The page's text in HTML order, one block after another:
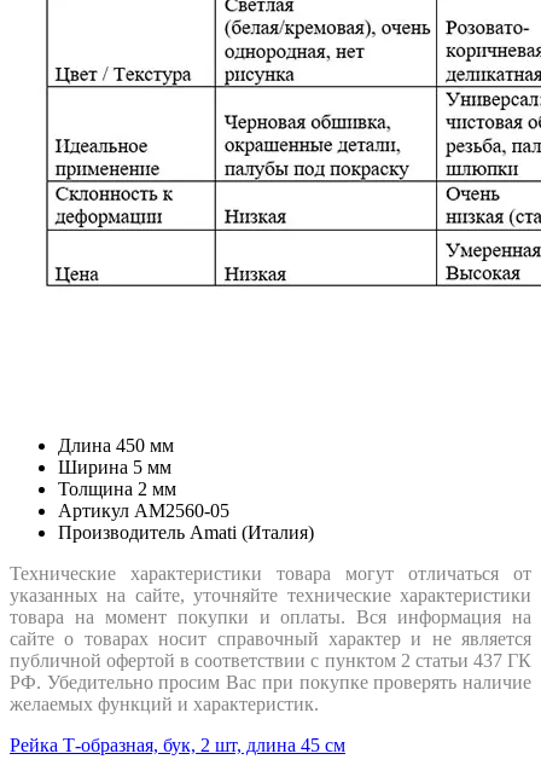
Длина 450 мм
Ширина 5 мм
Толщина 2 мм
Артикул AM2560-05
Производитель Amati (Италия)
Технические характеристики товара могут отличаться от
указанных на сайте, уточняйте технические характеристики
товара на момент покупки и оплаты. Вся информация на
сайте о товарах носит справочный характер и не является
публичной офертой в соответствии с пунктом 2 статьи 437 ГК
РФ. Убедительно просим Вас при покупке проверять наличие
желаемых функций и характеристик.
Рейка Т-образная, бук, 2 шт, длина 45 см